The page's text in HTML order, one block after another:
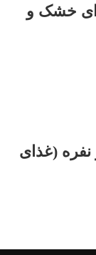
خشک و
(غذای